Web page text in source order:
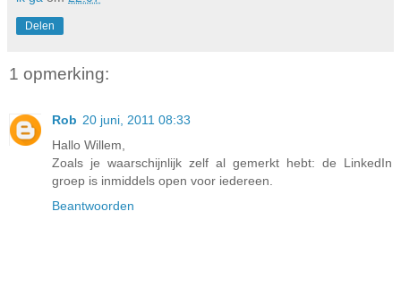
Delen
1 opmerking:
Rob 20 juni, 2011 08:33
Hallo Willem,
Zoals je waarschijnlijk zelf al gemerkt hebt: de LinkedIn
groep is inmiddels open voor iedereen.
Beantwoorden